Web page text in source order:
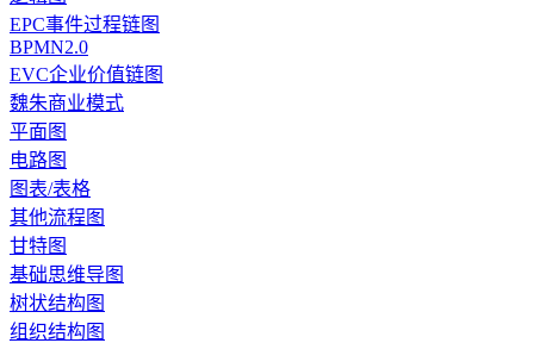
EPC事件过程链图
BPMN2.0
EVC企业价值链图
魏朱商业模式
平面图
电路图
图表/表格
其他流程图
甘特图
基础思维导图
树状结构图
组织结构图